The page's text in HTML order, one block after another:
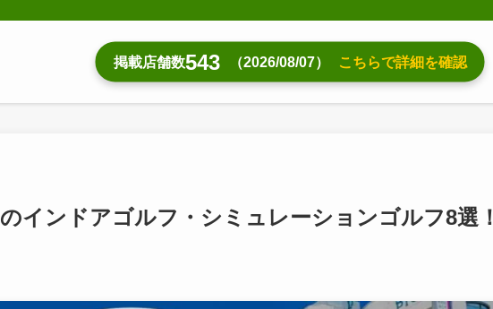
掲載店舗数543 （2026/08/07） こちらで詳細を確認
のインドアゴルフ・シミュレーションゴルフ8選！